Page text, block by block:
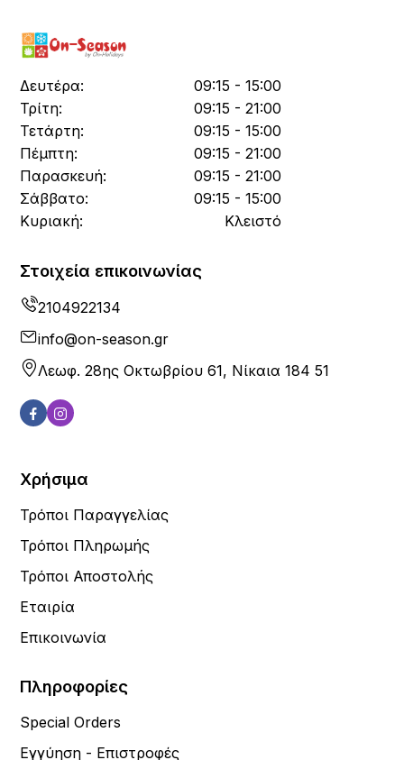
Δευτέρα:
09:15 - 15:00
Τρίτη:
09:15 - 21:00
Τετάρτη:
09:15 - 15:00
Πέμπτη:
09:15 - 21:00
Παρασκευή:
09:15 - 21:00
Σάββατο:
09:15 - 15:00
Κυριακή:
Κλειστό
Στοιχεία επικοινωνίας
2104922134
info@on-season.gr
Λεωφ. 28ης Οκτωβρίου 61, Νίκαια 184 51
Χρήσιμα
Τρόποι Παραγγελίας
Τρόποι Πληρωμής
Τρόποι Αποστολής
Εταιρία
Επικοινωνία
Πληροφορίες
Special Orders
Εγγύηση - Επιστροφές